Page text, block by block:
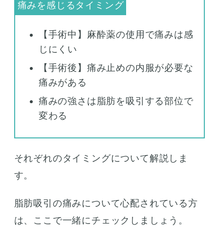
【手術中】麻酔薬の使用で痛みは感
じにくい
【手術後】痛み止めの内服が必要な
痛みがある
痛みの強さは脂肪を吸引する部位で
変わる
それぞれのタイミングについて解説しま
す。
脂肪吸引の痛みについて心配されている方
は、ここで一緒にチェックしましょう。